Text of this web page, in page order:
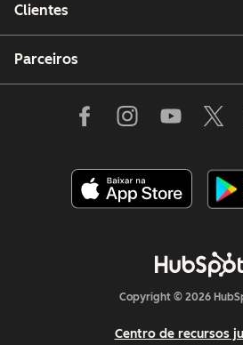
Clientes
Parceiros
Copyright © 2026
Centro de recursos